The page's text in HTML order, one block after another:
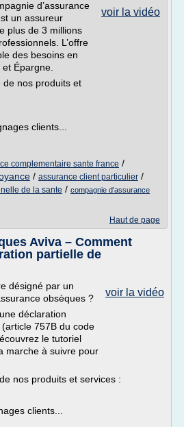
voir la vidéo
d’assurance
un assureur
plus de 3 millions
L’offre
des besoins en
Épargne.
de nos produits et
clients...
complementaire sante france /
/ assurance client particulier /
de la sante / compagnie d'assurance
Haut de page
Aviva – Comment
partielle de
voir la vidéo
désigné par un
obsèques ?
déclaration
757B du code
le tutoriel
marche à suivre pour
nos produits et services :
clients...